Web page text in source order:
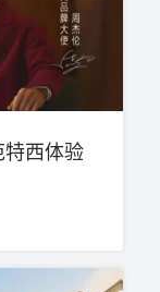
特西体验